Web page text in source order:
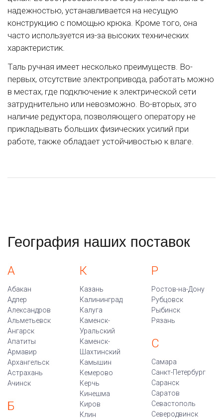
надежностью, устанавливается на несущую
конструкцию с помощью крюка. Кроме того, она
часто используется из-за высоких технических
характеристик.
Таль ручная имеет несколько преимуществ. Во-
первых, отсутствие электропривода, работать можно
в местах, где подключение к электрической сети
затруднительно или невозможно. Во-вторых, это
наличие редуктора, позволяющего оператору не
прикладывать больших физических усилий при
работе, также обладает устойчивостью к влаге.
География наших поставок
А
Абакан
Адлер
Александров
Альметьевск
Ангарск
Апатиты
Армавир
Архангельск
Астрахань
Ачинск
Б
К
Казань
Калининград
Калуга
Каменск-
Уральский
Каменск-
Шахтинский
Камышин
Кемерово
Керчь
Кинешма
Киров
Клин
Р
Ростов-на-Дону
Рубцовск
Рыбинск
Рязань
С
Самара
Санкт-Петербург
Саранск
Саратов
Севастополь
Северодвинск